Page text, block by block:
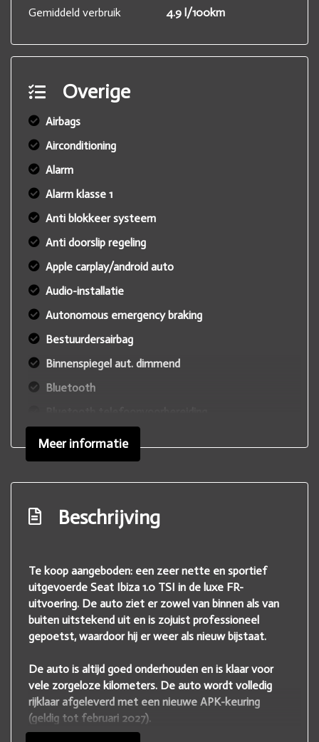
Gemiddeld verbruik
4.9 l/100km
Overige
Airbags
Airconditioning
Alarm
Alarm klasse 1
Anti blokkeer systeem
Anti doorslip regeling
Apple carplay/android auto
Audio-installatie
Autonomous emergency braking
Bestuurdersairbag
Binnenspiegel aut. dimmend
Bluetooth
Bots waarschuwing systeem
Buitenspieg
Centrale deurvergrendeling
Climate control
Elek. bedienbare ramen
Elek. verstelbare spiegels
Elektrisch verstelbare stoel
Elektronisch stabiliteits programma
Hoofd airbag
Hoofd airbag(s) achter
Meer informatie
Beschrijving
Te koop aangeboden: een zeer nette en sportief
uitgevoerde Seat Ibiza 1.0 TSI in de luxe FR-
uitvoering. De auto ziet er zowel van binnen als van
buiten uitstekend uit en is zojuist professioneel
gepoetst, waardoor hij er weer als nieuw bijstaat.
De auto is altijd goed onderhouden en is klaar voor
vele zorgeloze kilometers. De auto wordt volledig
rijklaar afgeleverd met een nieuwe APK-keuring
(geldig tot februari 2027).